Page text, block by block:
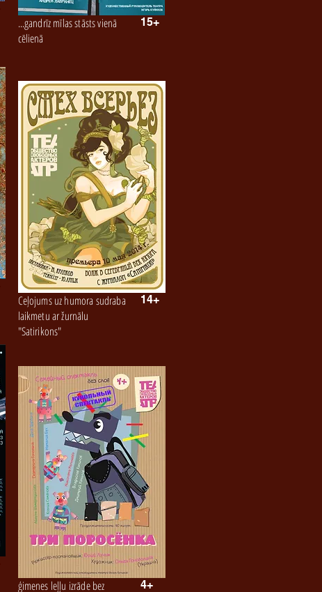
15+
...gandrīz mīlas stāsts vienā
cēlienā
14+
Ceļojums uz humora sudraba
laikmetu ar žurnālu
"Satirikons"
4+
ģimenes leļļu izrāde bez